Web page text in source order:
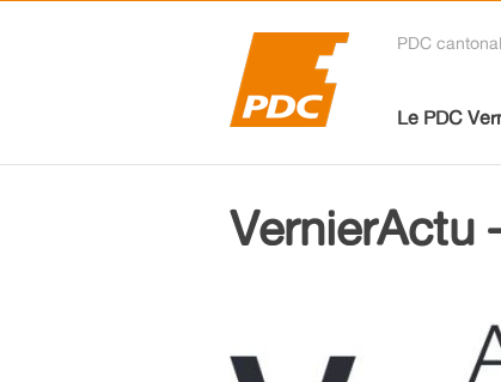
PDC cantonal
Le PDC
VernierActu